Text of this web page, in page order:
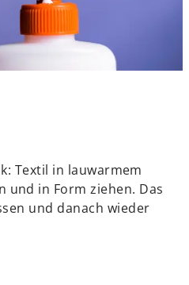
Textil in lauwarmem
und in Form ziehen. Das
und danach wieder